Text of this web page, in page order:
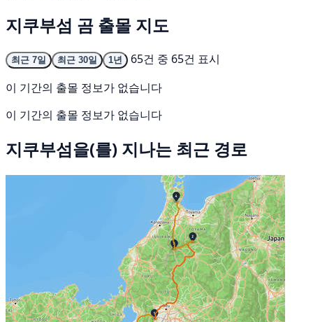
지쿠부섬 곰 출몰 지도
최근 7일 최근 30일 1년
65건 중 65건 표시
이 기간의 출몰 정보가 없습니다
이 기간의 출몰 정보가 없습니다
지쿠부섬을(를) 지나는 최근 경로